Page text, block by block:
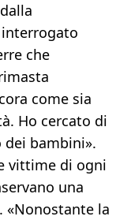
che
come sia
Ho cercato di
bambini».
vittime di ogni
una
«Nonostante la